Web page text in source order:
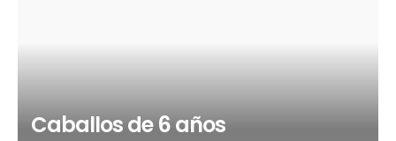
Caballos de 6 años